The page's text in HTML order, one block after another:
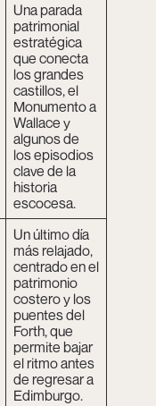
Una parada
patrimonial
estratégica
que conecta
los grandes
castillos, el
Monumento a
Wallace y
algunos de
los episodios
clave de la
historia
escocesa.
Un último día
más relajado,
centrado en el
patrimonio
costero y los
puentes del
Forth, que
permite bajar
el ritmo antes
de regresar a
Edimburgo.